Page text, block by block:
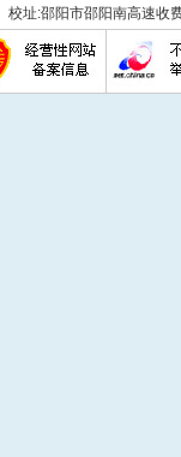
校址:邵阳市邵阳南高速收